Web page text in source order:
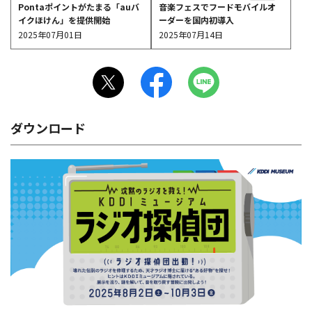
Pontaポイントがたまる「auバ
イクほけん」を提供開始
2025年07月01日
音楽フェスでフードモバイルオ
ーダーを国内初導入
2025年07月14日
ダウンロード